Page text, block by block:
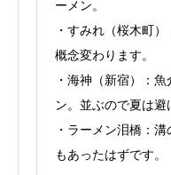
ーメン。
・すみれ（桜木町
概念変わります。
・海神（新宿）：
ン。並ぶので夏は避
・ラーメン泪橋：
もあったはずです。